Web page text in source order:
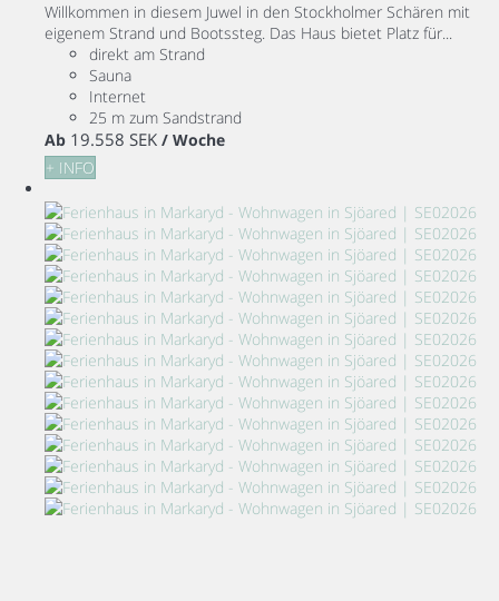
Willkommen in diesem Juwel in den Stockholmer Schären mit
eigenem Strand und Bootssteg. Das Haus bietet Platz für...
direkt am Strand
Sauna
Internet
25 m zum Sandstrand
Ab 19.558 SEK / Woche
+ INFO